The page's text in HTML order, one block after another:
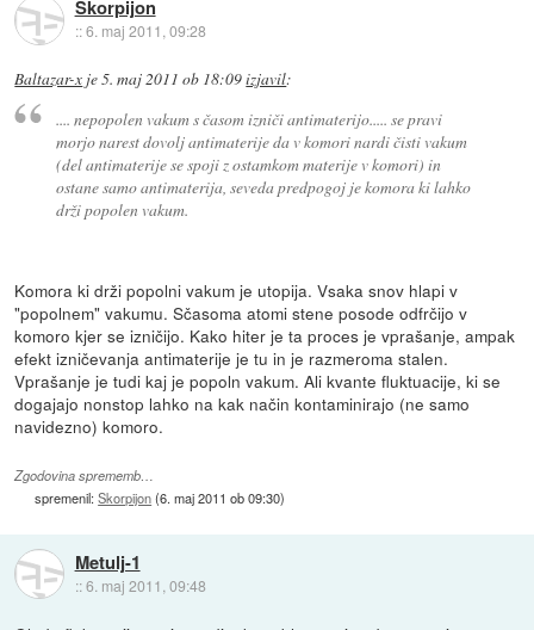
Skorpijon
::6. maj 2011, 09:28
Baltazar-x je5. maj 2011 ob 18:09izjavil:
.... nepopolen vakum s časom izniči antimaterijo..... se pravi
morjo narest dovolj antimaterije da v komori nardi čisti vakum
(del antimaterije se spoji z ostamkom materije v komori) in
ostane samo antimaterija, seveda predpogoj je komora ki lahko
drži popolen vakum.
Komora ki drži popolni vakum je utopija. Vsaka snov hlapi v
"popolnem" vakumu. Sčasoma atomi stene posode odfrčijo v
komoro kjer se izničijo. Kako hiter je ta proces je vprašanje, ampak
efekt izničevanja antimaterije je tu in je razmeroma stalen.
Vprašanje je tudi kaj je popoln vakum. Ali kvante fluktuacije, ki se
dogajajo nonstop lahko na kak način kontaminirajo (ne samo
navidezno) komoro.
Zgodovina sprememb…
spremenil:Skorpijon(6. maj 2011 ob 09:30)
Metulj-1
::6. maj 2011, 09:48